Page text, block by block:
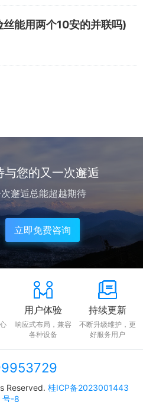
能用两个10安的并联吗)
与您的又一次邂逅
邂逅总能超越期待
立即免费咨询
用户体验
响应式布局，兼容
各种设备
持续更新
不断升级维护，更
好服务用户
Reserved. 桂ICP备2023001443
号-8